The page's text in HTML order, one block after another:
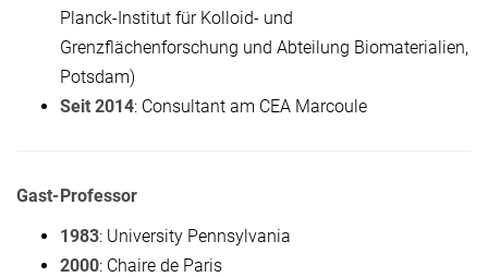
Planck-Institut für Kolloid- und
Grenzflächenforschung und Abteilung Biomaterialien,
Potsdam)
Seit 2014: Consultant am CEA Marcoule
Gast-Professor
1983: University Pennsylvania
2000: Chaire de Paris